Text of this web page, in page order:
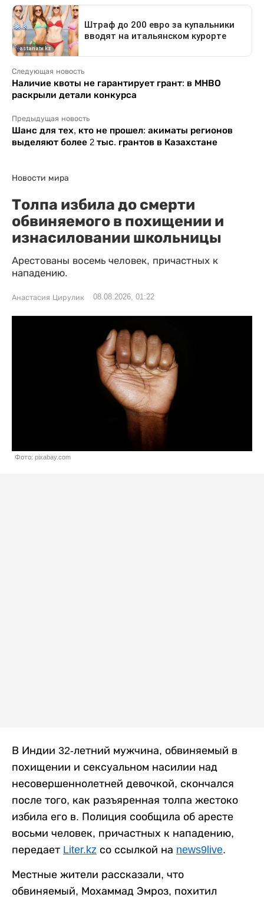
Следующая новость
Наличие квоты не гарантирует грант: в МНВО
раскрыли детали конкурса
Предыдущая новость
Шанс для тех, кто не прошел: акиматы регионов
выделяют более 2 тыс. грантов в Казахстане
Новости мира
Толпа избила до смерти
обвиняемого в похищении и
изнасиловании школьницы
Арестованы восемь человек, причастных к
нападению.
Анастасия Цирулик 08.08.2026, 01:22
Фото: pixabay.com
В Индии 32-летний мужчина, обвиняемый в
похищении и сексуальном насилии над
несовершеннолетней девочкой, скончался
после того, как разъяренная толпа жестоко
избила его в. Полиция сообщила об аресте
восьми человек, причастных к нападению,
передает Liter.kz со ссылкой на news9live.
Местные жители рассказали, что
обвиняемый, Мохаммад Эмроз, похитил